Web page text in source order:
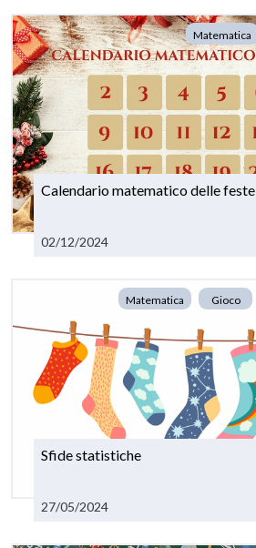
Matematica
Calendario matematico delle feste
02/12/2024
Matematica Gioco
Sfide statistiche
27/05/2024